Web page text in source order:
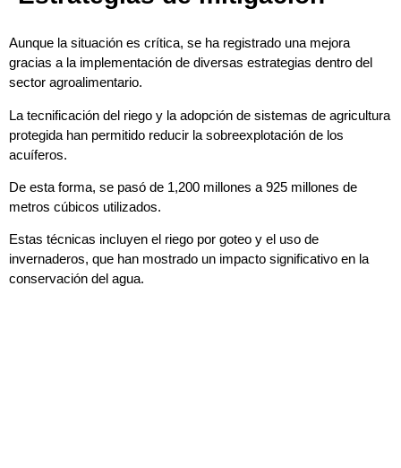
Aunque la situación es crítica, se ha registrado una mejora
gracias a la implementación de diversas estrategias dentro del
sector agroalimentario.
La tecnificación del riego y la adopción de sistemas de agricultura
protegida han permitido reducir la sobreexplotación de los
acuíferos.
De esta forma, se pasó de 1,200 millones a 925 millones de
metros cúbicos utilizados.
Estas técnicas incluyen el riego por goteo y el uso de
invernaderos, que han mostrado un impacto significativo en la
conservación del agua.